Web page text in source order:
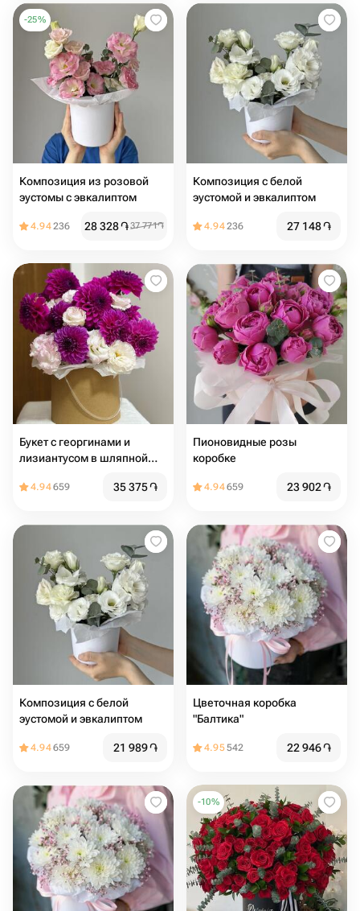
-25%
Композиция из розовой
эустомы с эвкалиптом
4.94236 28 328֏37 771֏
Композиция с белой
эустомой и эвкалиптом
4.94236 27 148֏
Букет с георгинами и
лизиантусом в шляпной
4.94659 35 375֏
Пионовидные розы
коробке
4.94659 23 902֏
Композиция с белой
эустомой и эвкалиптом
4.94659 21 989֏
Цветочная коробка
"Балтика"
4.95542 22 946֏
-10%